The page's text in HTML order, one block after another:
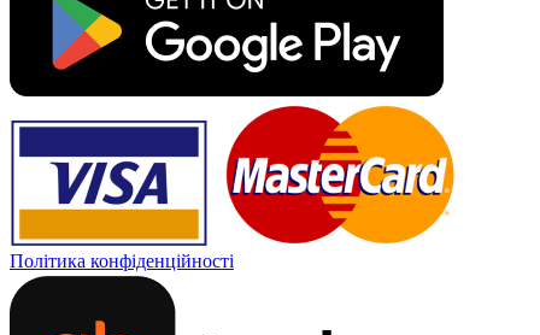
Політика конфіденційності